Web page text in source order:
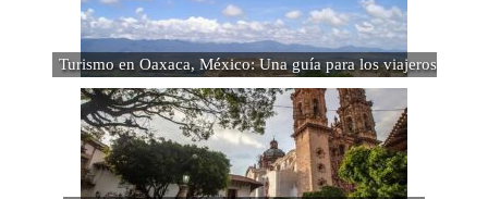
Turismo en Oaxaca, México: Una guía para los viajeros